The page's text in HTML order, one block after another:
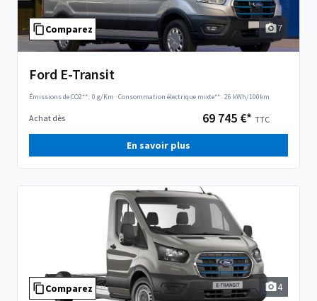
Comparez 7
Ford E-Transit
Émissions de CO2**: 0 g/Km ·Consommation électrique mixte**: 26 kWh/100km
Achat dès 69 745 €* TTC
En savoir plus
Comparez 4